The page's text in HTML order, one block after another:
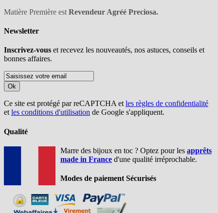
Matière Première est Revendeur Agréé Preciosa.
Newsletter
Inscrivez-vous et recevez les nouveautés, nos astuces, conseils et
bonnes affaires.
Ok
Ce site est protégé par reCAPTCHA etles règles de confidentialité
etles conditions d'utilisation de Google s'appliquent.
Qualité
Marre des bijoux en toc ? Optez pour les apprêts
made in France d'une qualité irréprochable.
Modes de paiement Sécurisés